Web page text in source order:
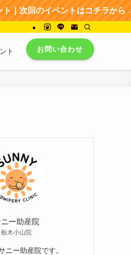
トはコチラから → → → イベント
ト お問い合わせ
ー助産院
栃木小山院
ニー助産院です。